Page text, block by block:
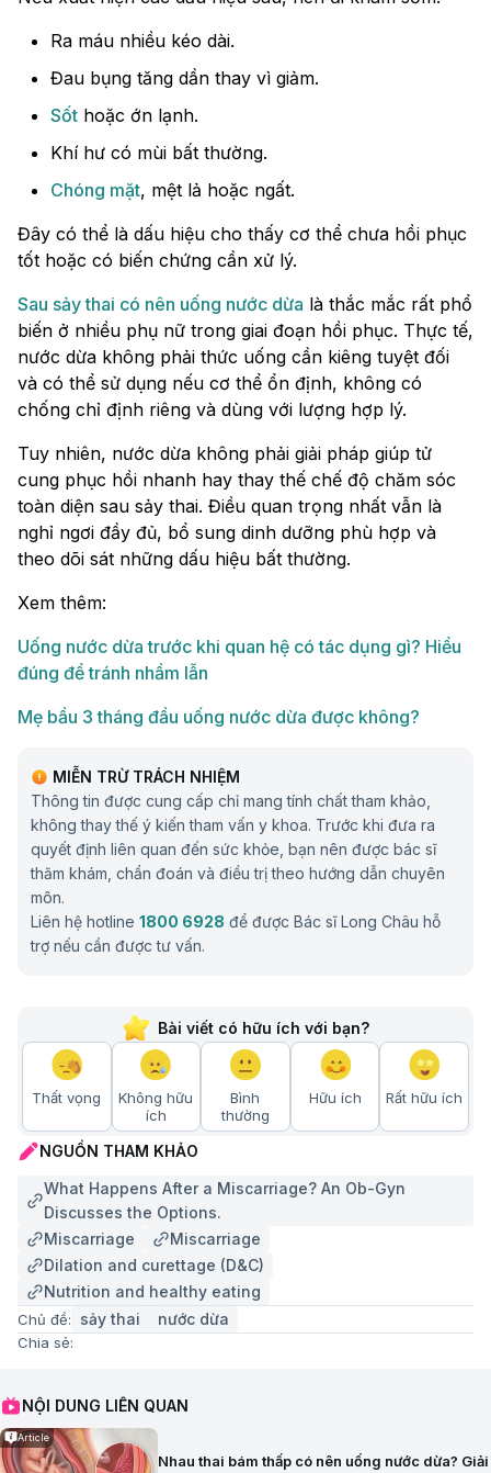
Ra máu nhiều kéo dài.
Đau bụng tăng dần thay vì giảm.
Sốt hoặc ớn lạnh.
Khí hư có mùi bất thường.
Chóng mặt, mệt lả hoặc ngất.
Đây có thể là dấu hiệu cho thấy cơ thể chưa hồi phục
tốt hoặc có biến chứng cần xử lý.
Sau sảy thai có nên uống nước dừa là thắc mắc rất phổ
biến ở nhiều phụ nữ trong giai đoạn hồi phục. Thực tế,
nước dừa không phải thức uống cần kiêng tuyệt đối
và có thể sử dụng nếu cơ thể ổn định, không có
chống chỉ định riêng và dùng với lượng hợp lý.
Tuy nhiên, nước dừa không phải giải pháp giúp tử
cung phục hồi nhanh hay thay thế chế độ chăm sóc
toàn diện sau sảy thai. Điều quan trọng nhất vẫn là
nghỉ ngơi đầy đủ, bổ sung dinh dưỡng phù hợp và
theo dõi sát những dấu hiệu bất thường.
Xem thêm:
Uống nước dừa trước khi quan hệ có tác dụng gì? Hiểu
đúng để tránh nhầm lẫn
Mẹ bầu 3 tháng đầu uống nước dừa được không?
MIỄN TRỪ TRÁCH NHIỆM
Thông tin được cung cấp chỉ mang tính chất tham khảo,
không thay thế ý kiến tham vấn y khoa. Trước khi đưa ra
quyết định liên quan đến sức khỏe, bạn nên được bác sĩ
thăm khám, chẩn đoán và điều trị theo hướng dẫn chuyên
môn.
Liên hệ hotline 1800 6928 để được Bác sĩ Long Châu hỗ
trợ nếu cần được tư vấn.
Bài viết có hữu ích với bạn?
Thất vọng
Không hữu
ích
Bình
thường
Hữu ích Rất hữu ích
NGUỒN THAM KHẢO
What Happens After a Miscarriage? An Ob-Gyn
Discusses the Options.
Miscarriage
Miscarriage
Dilation and curettage (D&C)
Nutrition and healthy eating
Chủ đề: sảy thai nước dừa
Chia sẻ:
NỘI DUNG LIÊN QUAN
Article
Nhau thai bám thấp có nên uống nước dừa? Giải